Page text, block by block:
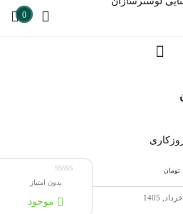
0
تومان
بدون امتیاز
موجود